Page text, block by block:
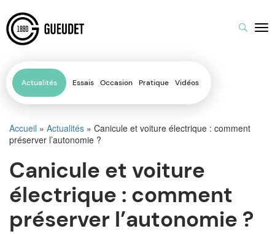
Actualités Essais Occasion Pratique Vidéos
Accueil » Actualités » Canicule et voiture électrique : comment
préserver l’autonomie ?
Canicule et voiture
électrique : comment
préserver l’autonomie ?